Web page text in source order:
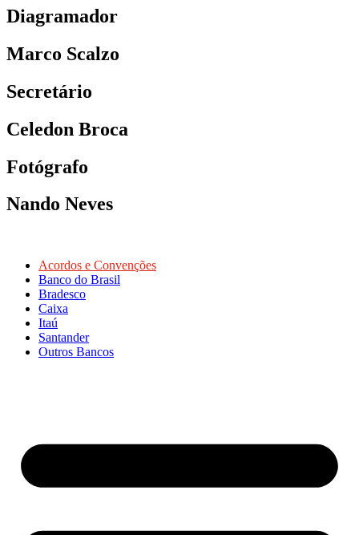
Diagramador
Marco Scalzo
Secretário
Celedon Broca
Fotógrafo
Nando Neves
Acordos e Convenções
Banco do Brasil
Bradesco
Caixa
Itaú
Santander
Outros Bancos